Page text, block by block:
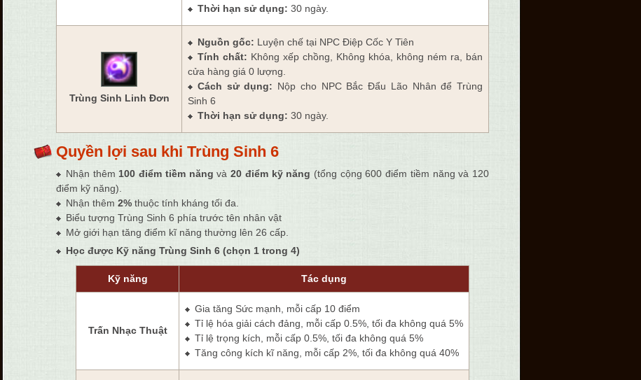
Thời hạn sử dụng: 30 ngày.
Trùng Sinh Linh Đơn
Nguồn gốc: Luyện chế tại NPC Điệp Cốc Y Tiên
Tính chất: Không xếp chồng, Không khóa , không ném ra, bán
cửa hàng giá 0 lượng.
Cách sử dụng: Nộp cho NPC Bắc Đẩu Lão Nhân để Trùng
Sinh 6
Thời hạn sử dụng: 30 ngày.
Quyền lợi sau khi Trùng Sinh 6
Nhận thêm 100 điểm tiềm năng và20 điểm kỹ năng (tổng cộng 600 điểm tiềm năng và 120
điểm kỹ năng).
Nhận thêm 2% thuộc tính kháng tối đa.
Biểu tượng Trùng Sinh 6 phía trước tên nhân vật
Mở giới hạn tăng điểm kĩ năng thường lên 26 cấp.
Học được Kỹ năng Trùng Sinh 6 (chọn 1 trong 4)
Kỹ năng Tác dụng
Trấn Nhạc Thuật
Gia tăng Sức mạnh, mỗi cấp 10 điểm
Tỉ lệ hóa giải cách đảng, mỗi cấp 0.5%, tối đa không quá 5%
Tỉ lệ trọng kích, mỗi cấp 0.5%, tối đa không quá 5%
Tăng công kích kĩ năng, mỗi cấp 2%, tối đa không quá 40%